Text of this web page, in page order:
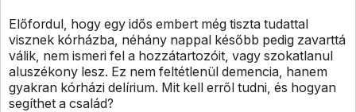
Előfordul, hogy egy idős embert még tiszta tudattal
visznek kórházba, néhány nappal később pedig zavarttá
válik, nem ismeri fel a hozzátartozóit, vagy szokatlanul
aluszékony lesz. Ez nem feltétlenül demencia, hanem
gyakran kórházi delírium. Mit kell erről tudni, és hogyan
segíthet a család?